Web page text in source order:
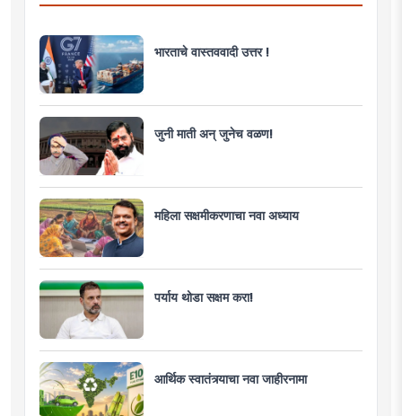
भारताचे वास्तववादी उत्तर !
जुनी माती अन् जुनेच वळण!
महिला सक्षमीकरणाचा नवा अध्याय
पर्याय थोडा सक्षम करा!
आर्थिक स्वातंत्र्याचा नवा जाहीरनामा